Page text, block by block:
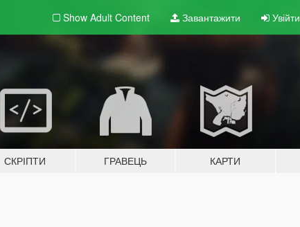
Show Adult Content Завантажити Увійти
СКРІПТИ ГРАВЕЦЬ КАРТИ